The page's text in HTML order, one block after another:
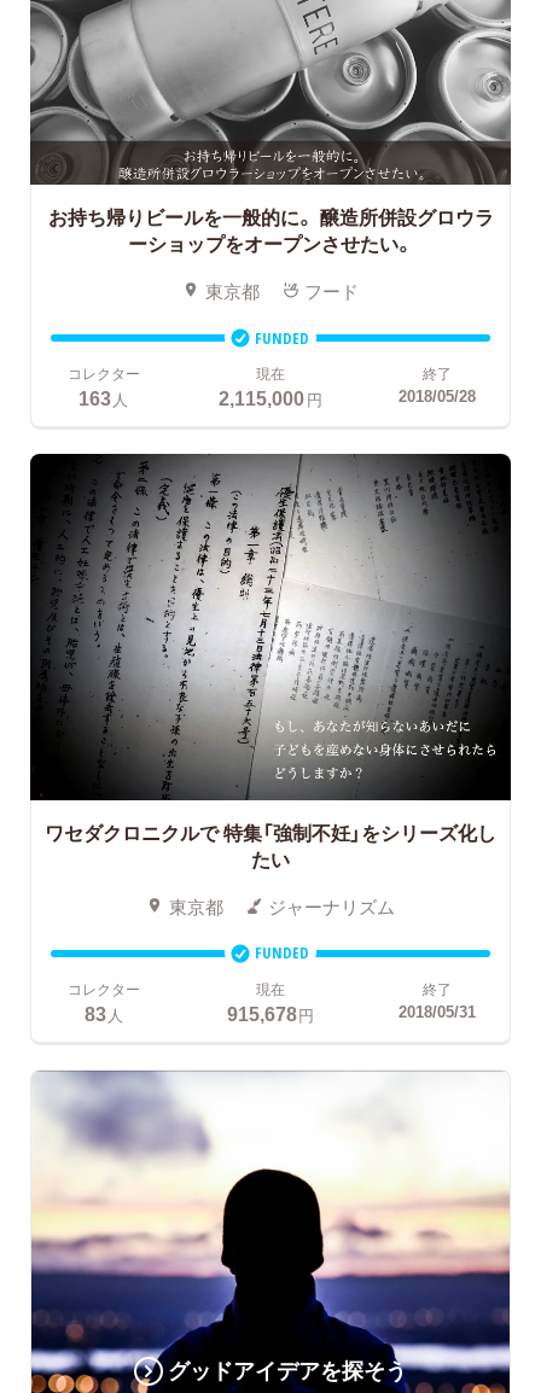
お持ち帰りビールを一般的に。 醸造所併設グロウラ
ーショップをオープンさせたい。
東京都 フード
FUNDED
コレクター
163人
現在
2,115,000円
終了
2018/05/28
ワセダクロニクルで特集「強制不妊」をシリーズ化し
たい
東京都 ジャーナリズム
FUNDED
コレクター
83 人
現在
915,678円
終了
2018/05/31
グッドアイデアを探そう